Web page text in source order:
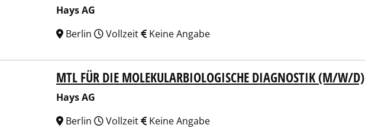
Hays AG
Berlin
Vollzeit Keine Angabe
MTL FÜR DIE MOLEKULARBIOLOGISCHE DIAGNOSTIK (M/W/D)
Hays AG
Berlin
Vollzeit Keine Angabe